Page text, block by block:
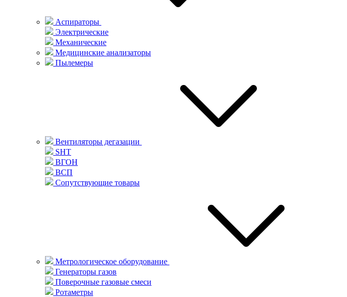
Аспираторы
Электрические
Механические
Медицинские анализаторы
Пылемеры
Вентиляторы дегазации
SHT
ВГОН
ВСП
Сопутствующие товары
Метрологическое оборудование
Генераторы газов
Поверочные газовые смеси
Ротаметры